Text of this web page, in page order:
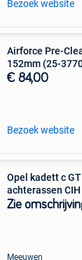
Bezoek website
Airforce Pre-
152mm (25-
€ 84,00
Bezoek website
Opel kadett c
achterassen CIH
Zie
Meeuwen